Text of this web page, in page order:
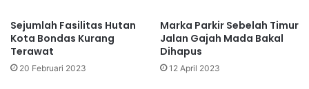
Sejumlah Fasilitas Hutan
Kota Bondas Kurang
Terawat
20 Februari 2023
Marka Parkir Sebelah Timur
Jalan Gajah Mada Bakal
Dihapus
12 April 2023